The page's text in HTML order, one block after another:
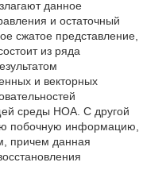
данное
и остаточный
сжатое представление,
из ряда
и векторных
среды HOA. С другой
побочную информацию,
причем данная